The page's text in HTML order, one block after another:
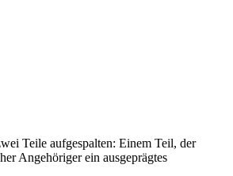
Teile aufgespalten: Einem Teil, der
Angehöriger ein ausgeprägtes